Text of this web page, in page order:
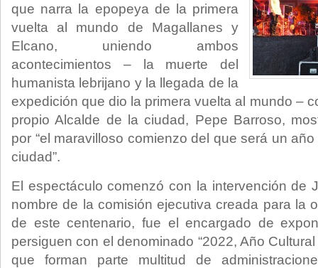
que narra la epopeya de la primera
vuelta al mundo de Magallanes y
Elcano, uniendo ambos
acontecimientos – la muerte del
humanista lebrijano y la llegada de la
expedición que dio la primera vuelta al mundo –
propio Alcalde de la ciudad, Pepe Barroso,
por “el maravilloso comienzo del que será un
ciudad”.
El espectáculo comenzó con la intervención de
nombre de la comisión ejecutiva creada para la
de este centenario, fue el encargado de
persiguen con el denominado “2022, Año
que forman parte multitud de